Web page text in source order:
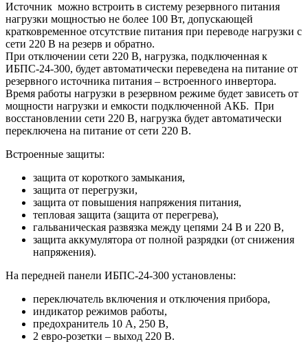
Источник можно встроить в систему резервного питания
нагрузки мощностью не более 100 Вт, допускающей
кратковременное отсутствие питания при переводе нагрузки с
сети 220 В на резерв и обратно.
При отключении сети 220 В, нагрузка, подключенная к
ИБПС-24-300, будет автоматически переведена на питание от
резервного источника питания – встроенного инвертора.
Время работы нагрузки в резервном режиме будет зависеть от
мощности нагрузки и емкости подключенной АКБ. При
восстановлении сети 220 В, нагрузка будет автоматически
переключена на питание от сети 220 В.
Встроенные защиты:
защита от короткого замыкания,
защита от перегрузки,
защита от повышения напряжения питания,
тепловая защита (защита от перегрева),
гальваническая развязка между цепями 24 В и 220 В,
защита аккумулятора от полной разрядки (от снижения
напряжения).
На передней панели ИБПС-24-300 установлены:
переключатель включения и отключения прибора,
индикатор режимов работы,
предохранитель 10 А, 250 В,
2 евро-розетки – выход 220 В.